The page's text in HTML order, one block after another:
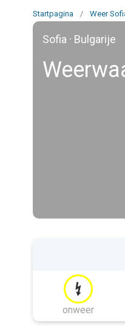
Startpagina / Weer
Sofia · Bulgarije
onweer